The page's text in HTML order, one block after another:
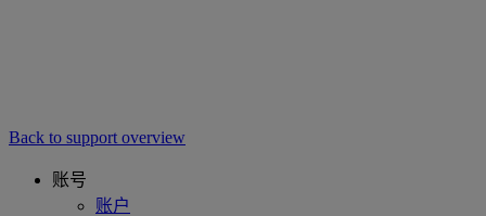
Back to support overview
账号
账户